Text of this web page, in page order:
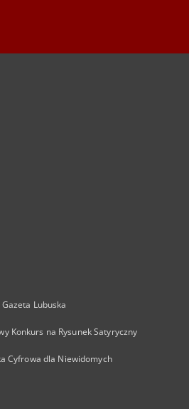
Lubuska
Konkurs na Rysunek Satyryczny
Cyfrowa dla Niewidomych